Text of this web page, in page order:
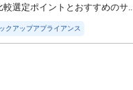
選定ポイントとおすすめのサ
クアップアプライアンス